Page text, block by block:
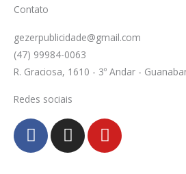
Contato
gezerpublicidade@gmail.com
(47) 99984-0063
R. Graciosa, 1610 - 3º Andar -
Redes sociais
F
a
c
I
n
s
Y
o
u